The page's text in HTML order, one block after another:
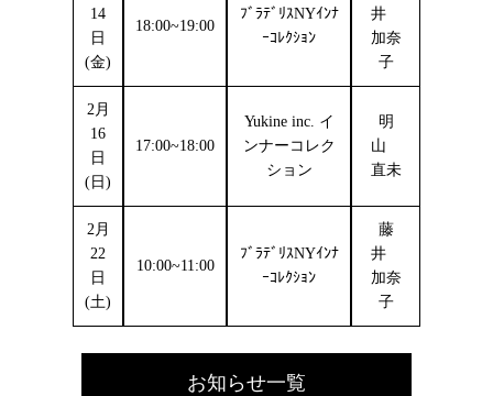
14
日
(金)
18:00~19:00
ﾌﾞﾗﾃﾞﾘｽNYｲﾝﾅ
ｰｺﾚｸｼｮﾝ
井
加奈
子
2月
16
日
(日)
17:00~18:00
Yukine inc. イ
ンナーコレク
ション
明
山
直未
2月
22
日
(土)
10:00~11:00
ﾌﾞﾗﾃﾞﾘｽNYｲﾝﾅ
ｰｺﾚｸｼｮﾝ
藤
井
加奈
子
お知らせ一覧